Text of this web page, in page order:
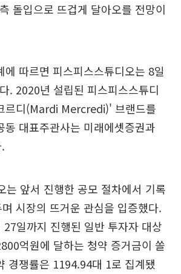
돌입으로 뜨겁게 달아오를 전망이
에 따르면 피스피스스튜디오는 8일
. 2020년 설립된 피스피스스튜디
르디(Mardi Mercredi)' 브랜드를
동 대표주관사는 미래에셋증권과
는 앞서 진행한 공모 절차에서 기록
시장의 뜨거운 관심을 입증했다.
일까지 진행된 일반 투자자 대상
억원에 달하는 청약 증거금이 쏠
경쟁률은 1194.94대 1로 집계됐